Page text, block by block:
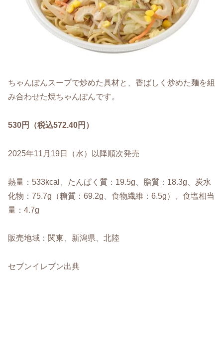
ちゃんぽんスープで炒めた具材と、香ばしく炒めた麺を組
み合わせた焼ちゃんぽんです。
530円（税込572.40円）
2025年11月19日（水）以降順次発売
熱量：533kcal、たんぱく質：19.5g、脂質：18.3g、炭水
化物：75.7g（糖質：69.2g、食物繊維：6.5g）、食塩相当
量：4.7g
販売地域：関東、新潟県、北陸
セブンイレブン出典